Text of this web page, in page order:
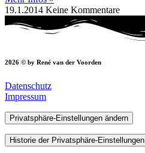
19.1.2014 Keine Kommentare
2026 © by René van der Voorden
Datenschutz
Impressum
Privatsphäre-Einstellungen ändern
Historie der Privatsphäre-Einstellungen